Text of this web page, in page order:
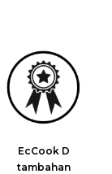
EcCook D
tambahan